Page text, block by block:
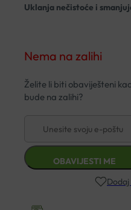
Uklanja nečistoće i
Nema na zalihi
Dodaj